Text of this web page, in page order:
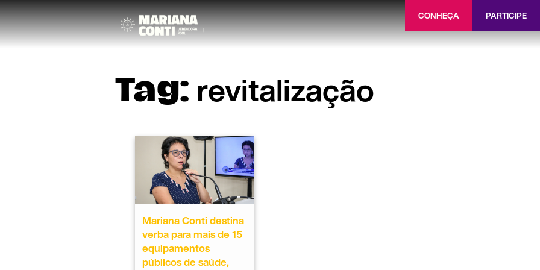
CONHEÇA PARTICIPE
Tag: revitalização
Mariana Conti destina
verba para mais de 15
equipamentos
públicos de saúde,